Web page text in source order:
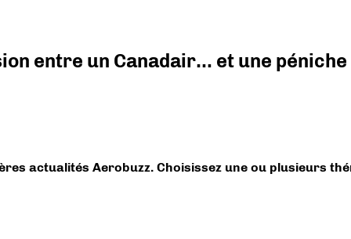
entre un Canadair… et une péniche
actualités Aerobuzz. Choisissez une ou plusieurs